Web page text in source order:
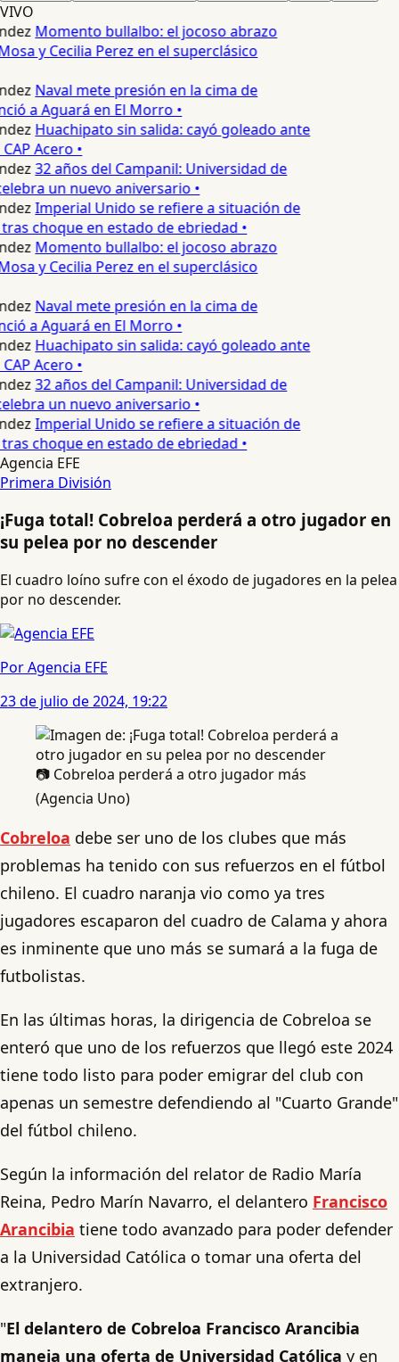
VIVO
Momento bullalbo: el jocoso abrazo
y Cecilia Perez en el superclásico
Naval mete presión en la cima de
a Aguará en El Morro •
Huachipato sin salida: cayó goleado ante
Acero •
32 años del Campanil: Universidad de
un nuevo aniversario •
Imperial Unido se refiere a situación de
choque en estado de ebriedad •
Momento bullalbo: el jocoso abrazo
y Cecilia Perez en el superclásico
Naval mete presión en la cima de
a Aguará en El Morro •
Huachipato sin salida: cayó goleado ante
Acero •
32 años del Campanil: Universidad de
un nuevo aniversario •
Imperial Unido se refiere a situación de
choque en estado de ebriedad •
Agencia EFE
Primera División
¡Fuga total! Cobreloa perderá a otro jugador en
su pelea por no descender
El cuadro loíno sufre con el éxodo de jugadores en la pelea
por no descender.
Por Agencia EFE
23 de julio de 2024, 19:22
📷 Cobreloa perderá a otro jugador más
(Agencia Uno)
Cobreloa debe ser uno de los clubes que más
problemas ha tenido con sus refuerzos en el fútbol
chileno. El cuadro naranja vio como ya tres
jugadores escaparon del cuadro de Calama y ahora
es inminente que uno más se sumará a la fuga de
futbolistas.
En las últimas horas, la dirigencia de Cobreloa se
enteró que uno de los refuerzos que llegó este 2024
tiene todo listo para poder emigrar del club con
apenas un semestre defendiendo al "Cuarto Grande"
del fútbol chileno.
Según la información del relator de Radio María
Reina, Pedro Marín Navarro, el delantero Francisco
Arancibia tiene todo avanzado para poder defender
a la Universidad Católica o tomar una oferta del
extranjero.
"El delantero de Cobreloa Francisco Arancibia
maneja una oferta de Universidad Católica y en